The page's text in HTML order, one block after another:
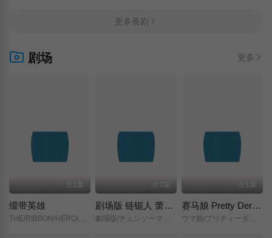
更多番剧
剧场 更多
全1集
缎带英雄
全1集
剧场版 链锯人 蕾塞篇(正式版)
全1集
赛马娘 Pretty Derby 新时代之门